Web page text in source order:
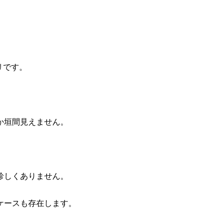
す。
間見えません。
くありません。
スも存在します。